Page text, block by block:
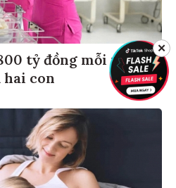
tỷ đồng mỗi năm hỗ
con
✕